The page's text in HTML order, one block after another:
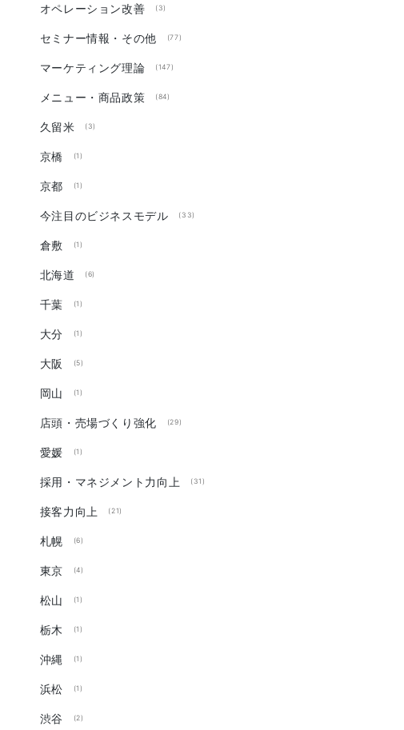
オペレーション改善 (3)
セミナー情報・その他 (77)
マーケティング理論 (147)
メニュー・商品政策 (84)
久留米 (3)
京橋 (1)
京都 (1)
今注目のビジネスモデル (33)
倉敷 (1)
北海道 (6)
千葉 (1)
大分 (1)
大阪 (5)
岡山 (1)
店頭・売場づくり強化 (29)
愛媛 (1)
採用・マネジメント力向上 (31)
接客力向上 (21)
札幌 (6)
東京 (4)
松山 (1)
栃木 (1)
沖縄 (1)
浜松 (1)
渋谷 (2)